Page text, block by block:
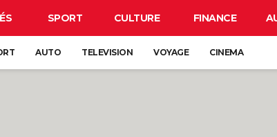
SPORT CULTURE FINANCE
AUTO TELEVISION VOYAGE CINEMA